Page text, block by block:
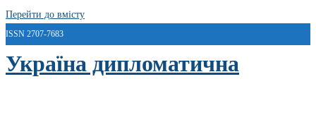
Перейти до вмісту
ISSN 2707-7683
Україна дипломатична